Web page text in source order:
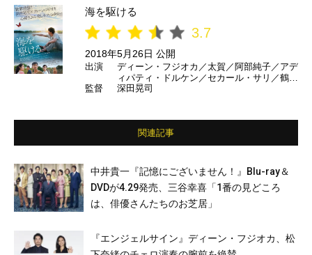
海を駆ける
3.7
2018年5月26日 公開
出演
ディーン・フジオカ／太賀／阿部純子／アデ
ィパティ・ドルケン／セカール・サリ／鶴田
真由 ほか
監督 深田晃司
関連記事
中井貴一『記憶にございません！』Blu-ray＆
DVDが4.29発売、三谷幸喜「1番の見どころ
は、俳優さんたちのお芝居」
『エンジェルサイン』ディーン・フジオカ、松